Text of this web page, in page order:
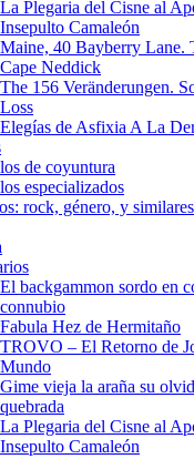
La Plegaria del Cisne al
Insepulto Camaleón
Maine, 40 Bayberry Lane.
Cape Neddick
The 156 Veränderungen.
Loss
Elegías de Asfixia A La
de coyuntura
especializados
rock, género, y similares
El backgammon sordo en
connubio
Fabula Hez de Hermitaño
TROVO – El Retorno de
Mundo
Gime vieja la araña su
quebrada
La Plegaria del Cisne al
Insepulto Camaleón